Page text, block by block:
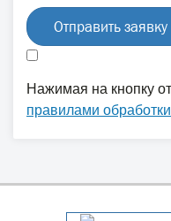
Отправить заявку
Нажимая на кнопку
правилами